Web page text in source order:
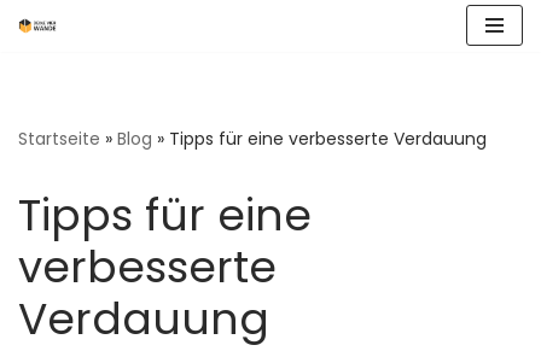
Startseite » Blog » Tipps für eine verbesserte Verdauung
Tipps für eine
verbesserte
Verdauung